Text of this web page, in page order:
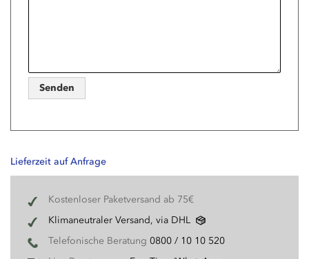
Senden
Lieferzeit auf Anfrage
Kostenloser Paketversand ab 75€
Klimaneutraler Versand, via DHL
Telefonische Beratung 0800 / 10 10 520